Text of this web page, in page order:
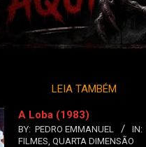
LEIA TAMBÉM
A Loba (1983)
BY: PEDRO EMMANUEL IN:
FILMES, QUARTA DIMENSÃO